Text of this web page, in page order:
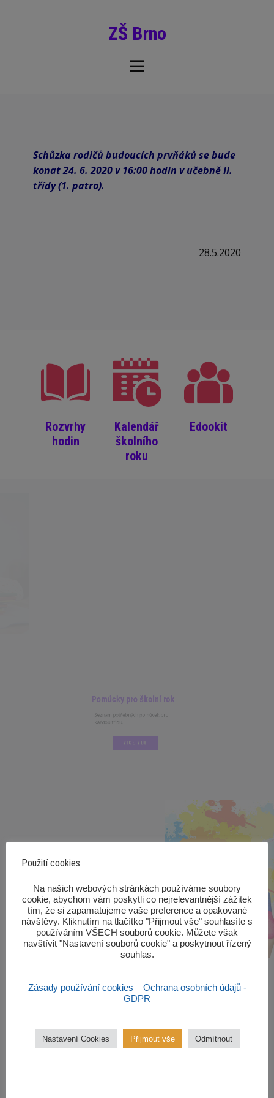
ZŠ Brno
Schůzka rodičů budoucích prvňáků se bude
konat 24. 6. 2020 v 16:00 hodin v učebně II.
třídy (1. patro).
28.5.2020
Rozvrhy
hodin
Kalendář
školního
roku
Edookit
Kroužky začínají od října 2022.
Zájmové kroužky jsou
Seznam potřebných pomůcek pro
každou třídu.
VÍCE ZDE
Použití cookies
‎Na našich webových stránkách používáme soubory
cookie, abychom vám poskytli co nejrelevantnější zážitek
tím, že si zapamatujeme vaše preference a opakované
návštěvy. Kliknutím na tlačítko "Přijmout vše" souhlasíte s
používáním VŠECH souborů cookie. Můžete však
navštívit "Nastavení souborů cookie" a poskytnout řízený
souhlas.‎
Zásady používání cookies
Ochrana osobních údajů -
GDPR
Nastavení Cookies Přijmout vše Odmítnout